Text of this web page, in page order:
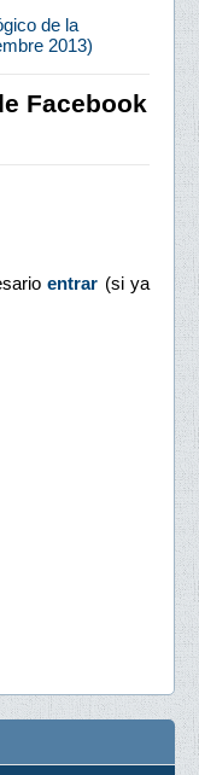
de la
2013)
Facebook
entrar (si ya